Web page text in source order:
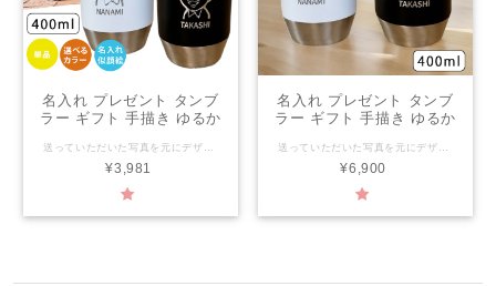
名入れ プレゼント タンブ
ラー ギフト 手描き ゆるか
レスタンブラー (単品)
（洋）最速 結婚祝い 名前
入り 誕生日 還暦祝い
ki152
¥3,981
名入れ プレゼント タンブ
ラー ギフト 手描き ゆるか
レスタンブラー (ペア)
（洋）最速 結婚祝い 名前
入り 誕生日 還暦祝い
ki152p
¥6,900